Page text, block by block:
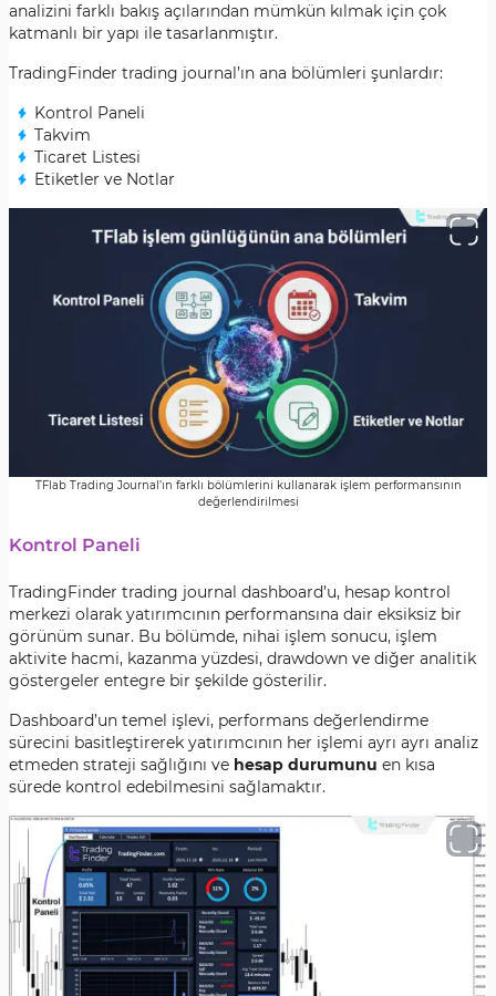
analizini farklı bakış açılarından mümkün kılmak için çok
katmanlı bir yapı ile tasarlanmıştır.
TradingFinder trading journal’ın ana bölümleri şunlardır:
Kontrol Paneli
Takvim
Ticaret Listesi
Etiketler ve Notlar
TFlab Trading Journal’ın farklı bölümlerini kullanarak işlem performansının
değerlendirilmesi
Kontrol Paneli
TradingFinder trading journal dashboard’u, hesap kontrol
merkezi olarak yatırımcının performansına dair eksiksiz bir
görünüm sunar. Bu bölümde, nihai işlem sonucu, işlem
aktivite hacmi, kazanma yüzdesi, drawdown ve diğer analitik
göstergeler entegre bir şekilde gösterilir.
Dashboard’un temel işlevi, performans değerlendirme
sürecini basitleştirerek yatırımcının her işlemi ayrı ayrı analiz
etmeden strateji sağlığını ve hesap durumunu en kısa
sürede kontrol edebilmesini sağlamaktır.